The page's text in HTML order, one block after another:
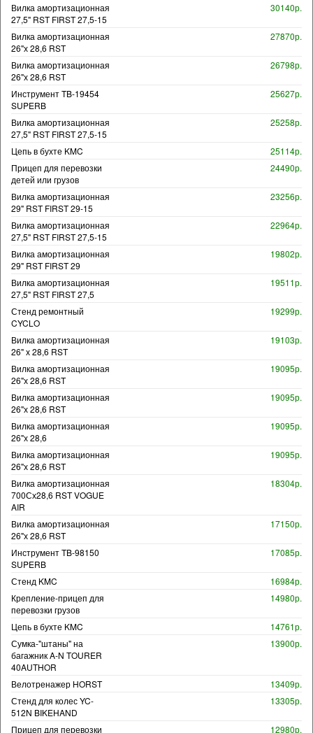
Вилка амортизационная
27,5" RST FIRST 27,5-15
30140р.
Вилка амортизационная
26"х 28,6 RST
27870р.
Вилка амортизационная
26"х 28,6 RST
26798р.
Инструмент TB-19454
SUPERB
25627р.
Вилка амортизационная
27,5" RST FIRST 27,5-15
25258р.
Цепь в бухте KMC
25114р.
Прицеп для перевозки
детей или грузов
24490р.
Вилка амортизационная
29" RST FIRST 29-15
23256р.
Вилка амортизационная
27,5" RST FIRST 27,5-15
22964р.
Вилка амортизационная
29" RST FIRST 29
19802р.
Вилка амортизационная
27,5" RST FIRST 27,5
19511р.
Стенд ремонтный
CYCLO
19299р.
Вилка амортизационная
26" х 28,6 RST
19103р.
Вилка амортизационная
26"х 28,6 RST
19095р.
Вилка амортизационная
26"х 28,6 RST
19095р.
Вилка амортизационная
26"х 28,6
19095р.
Вилка амортизационная
26"х 28,6 RST
19095р.
Вилка амортизационная
700Сх28,6 RST VOGUE
AIR
18304р.
Вилка амортизационная
26"х 28,6 RST
17150р.
Инструмент TB-98150
SUPERB
17085р.
Стенд KMC
16984р.
Крепление-прицеп для
перевозки грузов
14980р.
Цепь в бухте KMC
14761р.
Сумка-"штаны" на
багажник A-N TOURER
40AUTHOR
13900р.
Велотренажер HORST
13409р.
Стенд для колес YC-
512N BIKEHAND
13305р.
Прицеп для перевозки 12980р.